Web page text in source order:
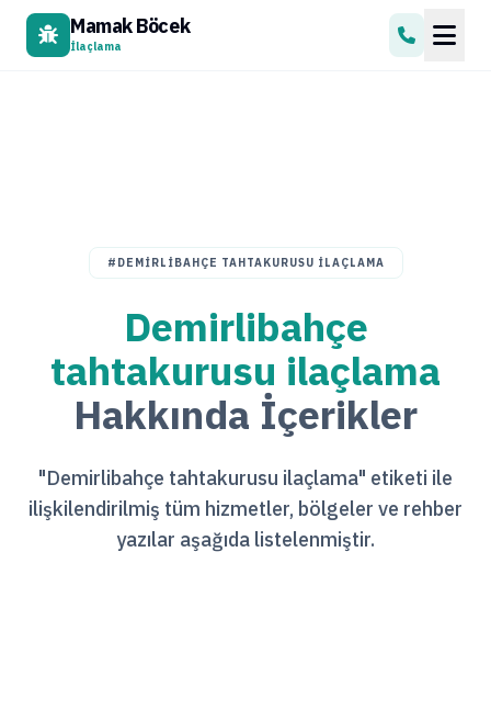
Mamak Böcek
İlaçlama
#DEMIRLIBAHÇE TAHTAKURUSU ILAÇLAMA
Demirlibahçe
tahtakurusu ilaçlama
Hakkında İçerikler
"Demirlibahçe tahtakurusu ilaçlama" etiketi ile
ilişkilendirilmiş tüm hizmetler, bölgeler ve rehber
yazılar aşağıda listelenmiştir.